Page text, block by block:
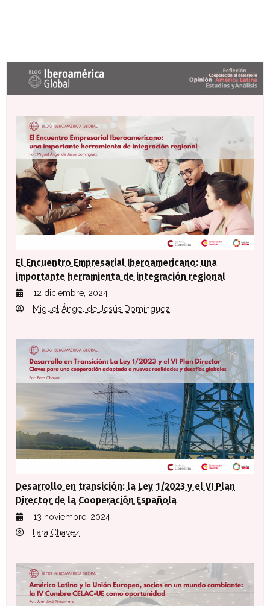
Últimas entradas Blog Iberoamérica global
El Encuentro Empresarial Iberoamericano: una
importante herramienta de integración regional
12 diciembre, 2024
Miguel Ángel de Jesús Domínguez
Desarrollo en transición: la Ley 1/2023 y el VI Plan
Director de la Cooperación Española
13 noviembre, 2024
Fara Chavez